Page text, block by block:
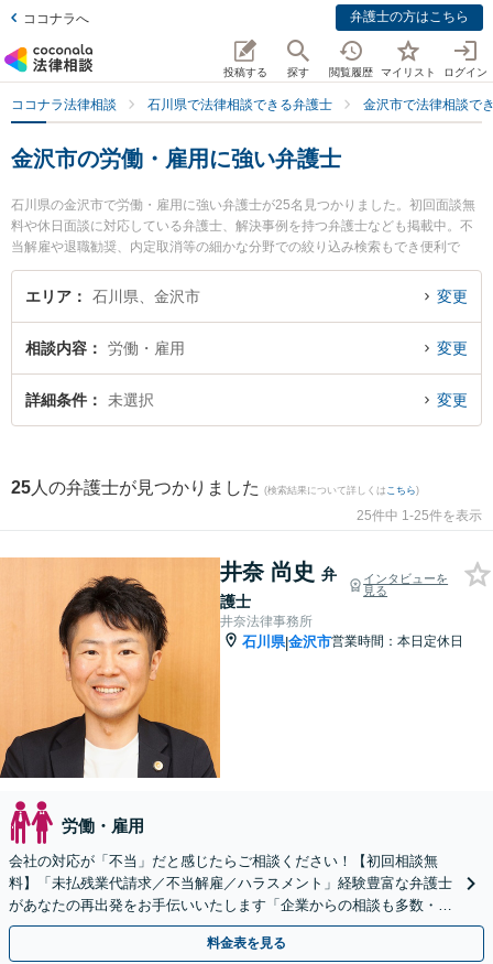
ココナラへ 弁護士の方はこちら
投稿する 探す 閲覧履歴 マイリスト ログイン
ココナラ法律相談 石川県で法律相談できる弁護士 金沢市で法律相談で
金沢市の労働・雇用に強い弁護士
石川県の金沢市で労働・雇用に強い弁護士が25名見つかりました。初回面談無
料や休日面談に対応している弁護士、解決事例を持つ弁護士なども掲載中。不
当解雇や退職勧奨、内定取消等の細かな分野での絞り込み検索もでき便利で
す。特に井奈法律事務所の井奈 尚史弁護士や金沢たけうち法律事務所の竹内 克
昭弁護士、藤野法律事務所の角藤 佑樹弁護士のプロフィール情報や弁護士費
実績豊富な近くの弁護士を検索したい』『初回相談無料で労働・雇用を法律相
談できる金沢市内の弁護士に相談予約したい』などでお困りの相談者さんにお
すすめです。
エリア 石川県、金沢市 変更
相談内容 労働・雇用 変更
詳細条件 未選択 変更
25 人の弁護士が見つかりました (検索結果について詳しくは こちら)
25件中 1-25件を表示
井奈 尚史 弁
護士
インタビューを
見る
井奈法律事務所
石川県|金沢市営業時間：本日定休日
労働・雇用
会社の対応が「不当」だと感じたらご相談ください！【初回相談無
料】「未払残業代請求／不当解雇／ハラスメント」経験豊富な弁護士
があなたの再出発をお手伝いいたします「企業からの相談も多数・労
務管理もお任せ」【電話・メール相談可】
料金表を見る